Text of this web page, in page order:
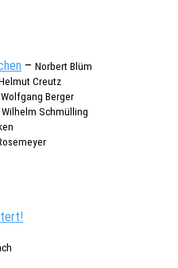
– Norbert Blüm
Creutz
Wolf­gang Berger
Wilhelm Schmül­l­ing